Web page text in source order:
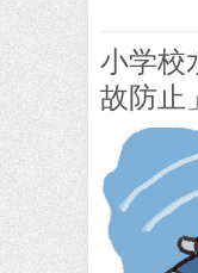
小学校
故防止